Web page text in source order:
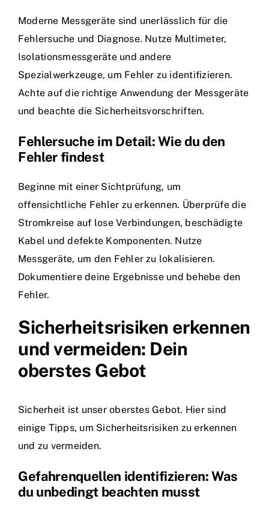
Moderne Messgeräte sind unerlässlich für die
Fehlersuche und Diagnose. Nutze Multimeter,
Isolationsmessgeräte und andere
Spezialwerkzeuge, um Fehler zu identifizieren.
Achte auf die richtige Anwendung der Messgeräte
und beachte die Sicherheitsvorschriften.
Fehlersuche im Detail: Wie du den
Fehler findest
Beginne mit einer Sichtprüfung, um
offensichtliche Fehler zu erkennen. Überprüfe die
Stromkreise auf lose Verbindungen, beschädigte
Kabel und defekte Komponenten. Nutze
Messgeräte, um den Fehler zu lokalisieren.
Dokumentiere deine Ergebnisse und behebe den
Fehler.
Sicherheitsrisiken erkennen
und vermeiden: Dein
oberstes Gebot
Sicherheit ist unser oberstes Gebot. Hier sind
einige Tipps, um Sicherheitsrisiken zu erkennen
und zu vermeiden.
Gefahrenquellen identifizieren: Was
du unbedingt beachten musst